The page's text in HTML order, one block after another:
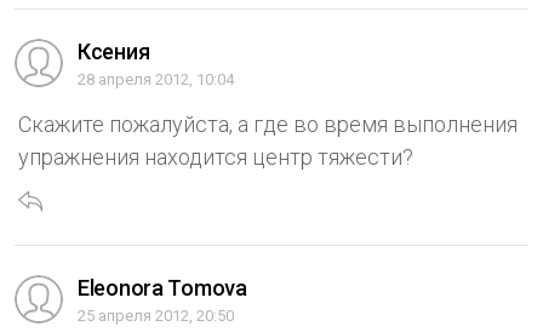
Ксения
28 апреля 2012, 10:04
Скажите пожалуйста, а где во время выполнения
упражнения находится центр тяжести?
Eleonora Tomova
25 апреля 2012, 20:50